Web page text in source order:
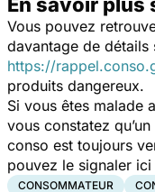
Vous pouvez
davantage de détails
https://
produits dangereux.
Si vous êtes malade
vous constatez
conso est toujours
pouvez le signaler ici
CONSOMMATEUR